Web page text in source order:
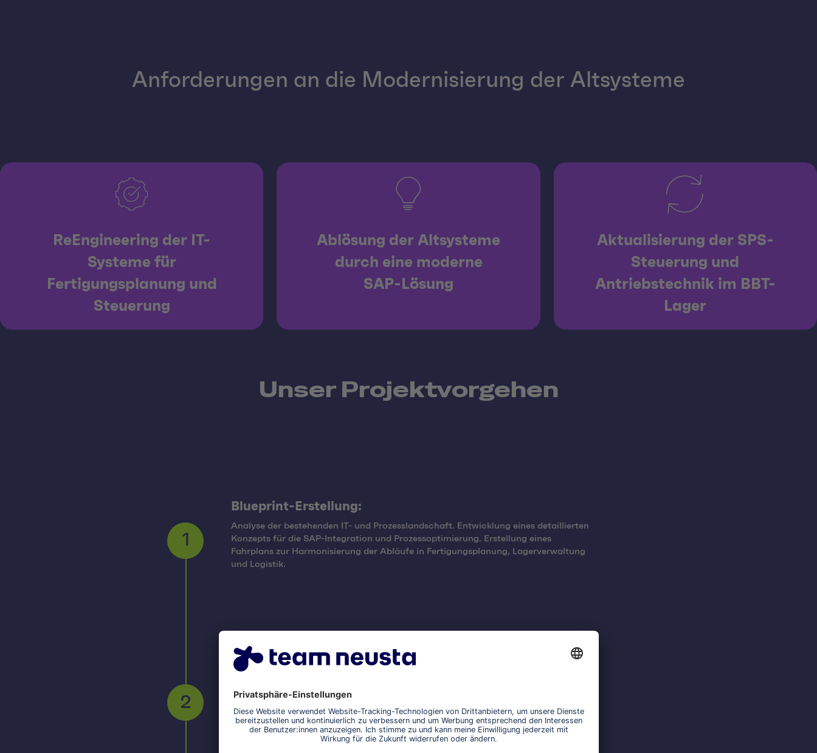
Anforderungen an die Modernisierung der Altsysteme
ReEngineering der IT-
Systeme für
Fertigungsplanung und
Steuerung
Ablösung der Altsysteme
durch eine moderne
SAP-Lösung
Aktualisierung der SPS-
Steuerung und
Antriebstechnik im BBT-
Lager
Unser Projektvorgehen
Blueprint-Erstellung:
Analyse der bestehenden IT- und Prozesslandschaft. Entwicklung eines detaillierten
Konzepts für die SAP-Integration und Prozessoptimierung. Erstellung eines
Fahrplans zur Harmonisierung der Abläufe in Fertigungsplanung, Lagerverwaltung
und Logistik.
Programmierung & Umsetzung:
Anforderungen des Kunden gerecht zu werden. Programmierung der Schnittstellen
zur SPS-Steuerung und zu anderen Produktionssystemen. Anpassung der
Antriebstechnik und Steuerungskomponenten des BBT-Lagers